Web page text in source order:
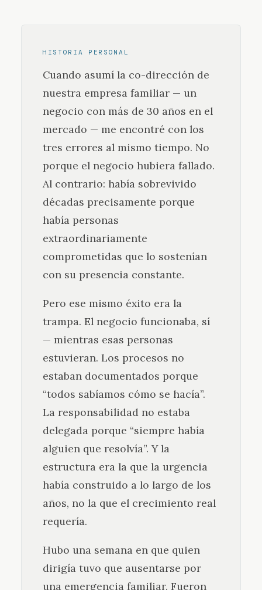
HISTORIA PERSONAL
Cuando asumí la co-dirección de
nuestra empresa familiar — un
negocio con más de 30 años en el
mercado — me encontré con los
tres errores al mismo tiempo. No
porque el negocio hubiera fallado.
Al contrario: había sobrevivido
décadas precisamente porque
había personas
extraordinariamente
comprometidas que lo sostenían
con su presencia constante.
Pero ese mismo éxito era la
trampa. El negocio funcionaba, sí
— mientras esas personas
estuvieran. Los procesos no
estaban documentados porque
“todos sabíamos cómo se hacía”.
La responsabilidad no estaba
delegada porque “siempre había
alguien que resolvía”. Y la
estructura era la que la urgencia
había construido a lo largo de los
años, no la que el crecimiento real
requería.
Hubo una semana en que quien
dirigía tuvo que ausentarse por
una emergencia familiar. Fueron